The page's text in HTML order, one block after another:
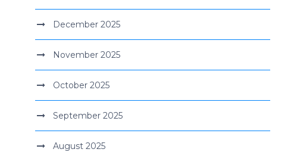
December 2025
November 2025
October 2025
September 2025
August 2025